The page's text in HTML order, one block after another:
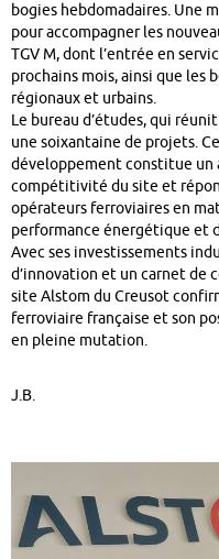
bogies hebdomadaires. Une
pour accompagner les
TGV M, dont l’entrée en
prochains mois, ainsi que les
régionaux et urbains.
Le bureau d’études, qui
une soixantaine de projets.
développement constitue
compétitivité du site et
opérateurs ferroviaires en
performance énergétique et
Avec ses investissements
d’innovation et un carnet de
site Alstom du Creusot
ferroviaire française et son
en pleine mutation.
J.B.